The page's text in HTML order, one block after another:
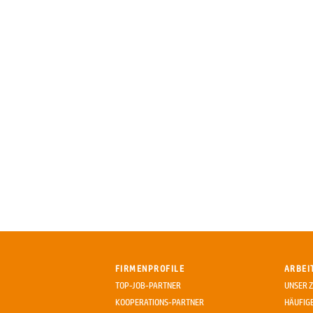
FIRMENPROFILE
TOP-JOB-PARTNER
KOOPERATIONS-PARTNER
UNSER